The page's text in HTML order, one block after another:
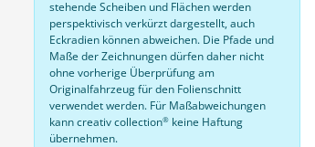
stehende Scheiben und Flächen werden
perspektivisch verkürzt dargestellt, auch
Eckradien können abweichen. Die Pfade und
Maße der Zeichnungen dürfen daher nicht
ohne vorherige Überprüfung am
Originalfahrzeug für den Folienschnitt
verwendet werden. Für Maßabweichungen
kann creativ collection® keine Haftung
übernehmen.